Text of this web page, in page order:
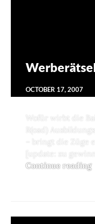
OCTOBER 17, 2007
Wofür wirbt die
R(oad)
– bringt die
[update: zu
Continue reading